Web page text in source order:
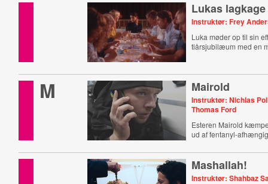
Lukas lagkage
Instruktør: Frey
Luka møder op til sin
tiårsjubilæum med en
M Mairold
Instruktør: Nichlas
Thomas Ford
Esteren Mairold
ud af fentanyl-
Mashallah!
Instruktør: Shahbaz